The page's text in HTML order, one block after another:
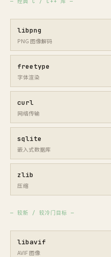
libpng
PNG 图像解码
freetype
字体渲染
curl
网络传输
sqlite
嵌入式数据库
zlib
压缩
— 较新 / 较冷门目标 —
libavif
AVIF 图像